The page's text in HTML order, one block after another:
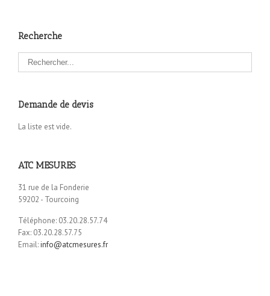
Recherche
Demande de devis
La liste est vide.
ATC MESURES
31 rue de la Fonderie
59202 - Tourcoing
Téléphone: 03.20.28.57.74
Fax: 03.20.28.57.75
Email:info@atcmesures.fr